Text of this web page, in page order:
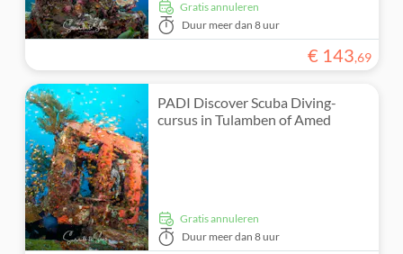
Gratis annuleren
Duur meer dan 8 uur
€ 143,69
PADI Discover Scuba Diving-
cursus in Tulamben of Amed
Gratis annuleren
Duur meer dan 8 uur